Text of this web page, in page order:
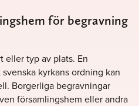
för begravning
eller typ av plats. En
kyrkans ordning kan
Borgerliga begravningar
församlingshem eller andra